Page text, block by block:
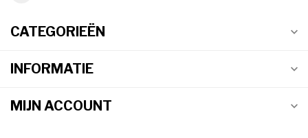
CATEGORIEËN
INFORMATIE
MIJN ACCOUNT